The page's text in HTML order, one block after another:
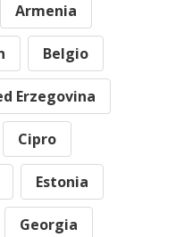
Armenia
Belgio
Erzegovina
Cipro
Estonia
Georgia